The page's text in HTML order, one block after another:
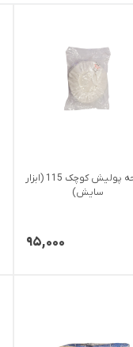
صفحه پولیش کوچک 115 (ابزار
سایش)
۹۵,۰۰۰